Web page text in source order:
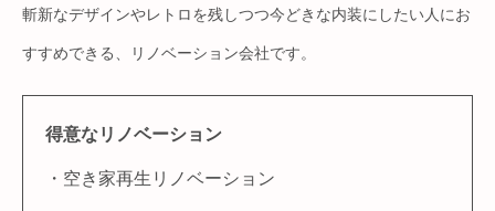
斬新なデザインやレトロを残しつつ今どきな内装にしたい人にお
すすめできる、リノベーション会社です。
得意なリノベーション
・空き家再生リノベーション